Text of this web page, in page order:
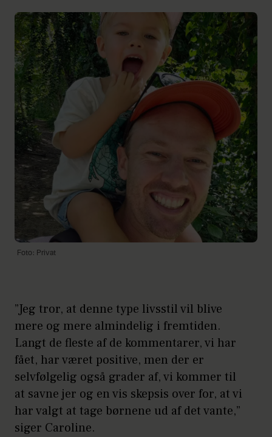
Foto: Privat
”Jeg tror, at denne type livsstil vil blive
mere og mere almindelig i fremtiden.
Langt de fleste af de kommentarer, vi har
fået, har været positive, men der er
selvfølgelig også grader af, vi kommer til
at savne jer og en vis skepsis over for, at vi
har valgt at tage børnene ud af det vante,”
siger Caroline.